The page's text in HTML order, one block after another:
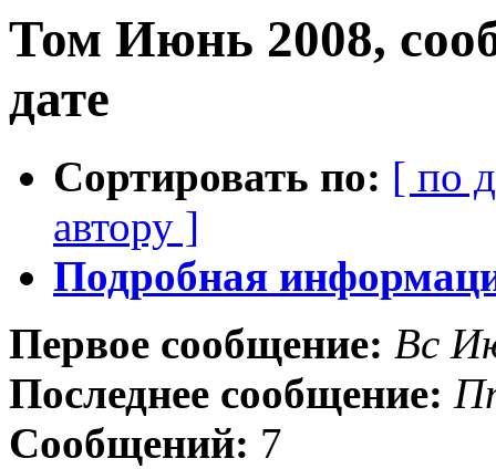
Том Июнь 2008,
дате
Сортировать по: [ по
автору ]
Подробная
Первое сообщение: Вс
Последнее сообщение:
Сообщений: 7